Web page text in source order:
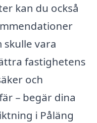
kan du också
vara
fastighetens
och
– begär dina
i Påläng